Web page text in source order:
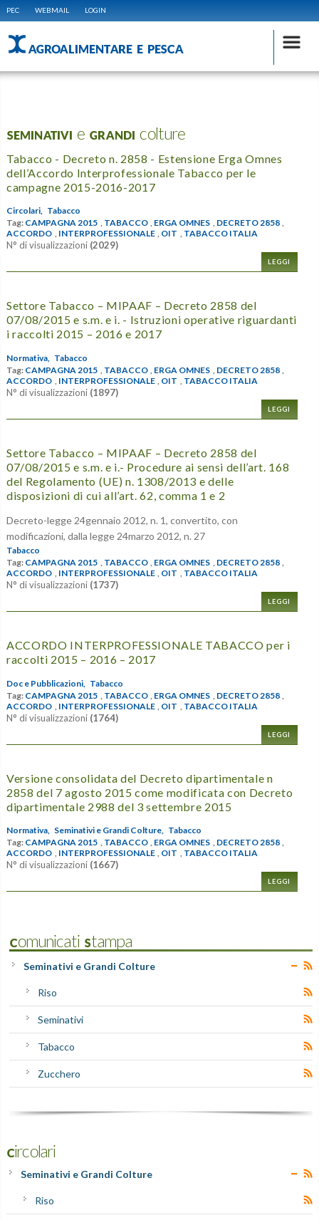
PEC WEBMAIL LOGIN
AGROALIMENTARE E PESCA
SEMINATIVI e GRANDI colture
Tabacco - Decreto n. 2858 - Estensione Erga Omnes
dell’Accordo Interprofessionale Tabacco per le
campagne 2015-2016-2017
Circolari, Tabacco
Tag: CAMPAGNA 2015 , TABACCO , ERGA OMNES , DECRETO 2858 ,
ACCORDO , INTERPROFESSIONALE , OIT , TABACCO ITALIA
N° di visualizzazioni (2029)
LEGGI
Settore Tabacco – MIPAAF – Decreto 2858 del
07/08/2015 e s.m. e i. - Istruzioni operative riguardanti
i raccolti 2015 – 2016 e 2017
Normativa,
Tabacco
Tag: CAMPAGNA 2015 TABACCO ERGA OMNES DECRETO 2858
ACCORDO
INTERPROFESSIONALE OIT TABACCO ITALIA
N° di visualizzazioni (1897)
LEGGI
Settore Tabacco – MIPAAF – Decreto 2858 del
07/08/2015 e s.m. e i.- Procedure ai sensi dell’art. 168
del Regolamento (UE) n. 1308/2013 e delle
disposizioni di cui all’art. 62, comma 1 e 2
Decreto-legge 24gennaio 2012, n. 1, convertito, con
modificazioni, dalla legge 24marzo 2012, n. 27
Tabacco
Tag: CAMPAGNA 2015 , TABACCO , ERGA OMNES , DECRETO 2858 ,
ACCORDO , INTERPROFESSIONALE , OIT , TABACCO ITALIA
N° di visualizzazioni (1737)
LEGGI
ACCORDO INTERPROFESSIONALE TABACCO per i
raccolti 2015 – 2016 – 2017
Doc e Pubblicazioni,
Tabacco
Tag: CAMPAGNA 2015 TABACCO ERGA OMNES DECRETO 2858
ACCORDO
INTERPROFESSIONALE OIT TABACCO ITALIA
N° di visualizzazioni (1764)
LEGGI
Versione consolidata del Decreto dipartimentale n
2858 del 7 agosto 2015 come modificata con Decreto
dipartimentale 2988 del 3 settembre 2015
Normativa, Seminativi e Grandi Colture,
Tabacco
Tag: CAMPAGNA 2015 TABACCO ERGA OMNES DECRETO 2858
ACCORDO
INTERPROFESSIONALE OIT TABACCO ITALIA
N° di visualizzazioni (1667)
LEGGI
Comunicati Stampa
Seminativi e Grandi Colture
Riso
Seminativi
Tabacco
Zucchero
Circolari
Seminativi e Grandi Colture
Riso